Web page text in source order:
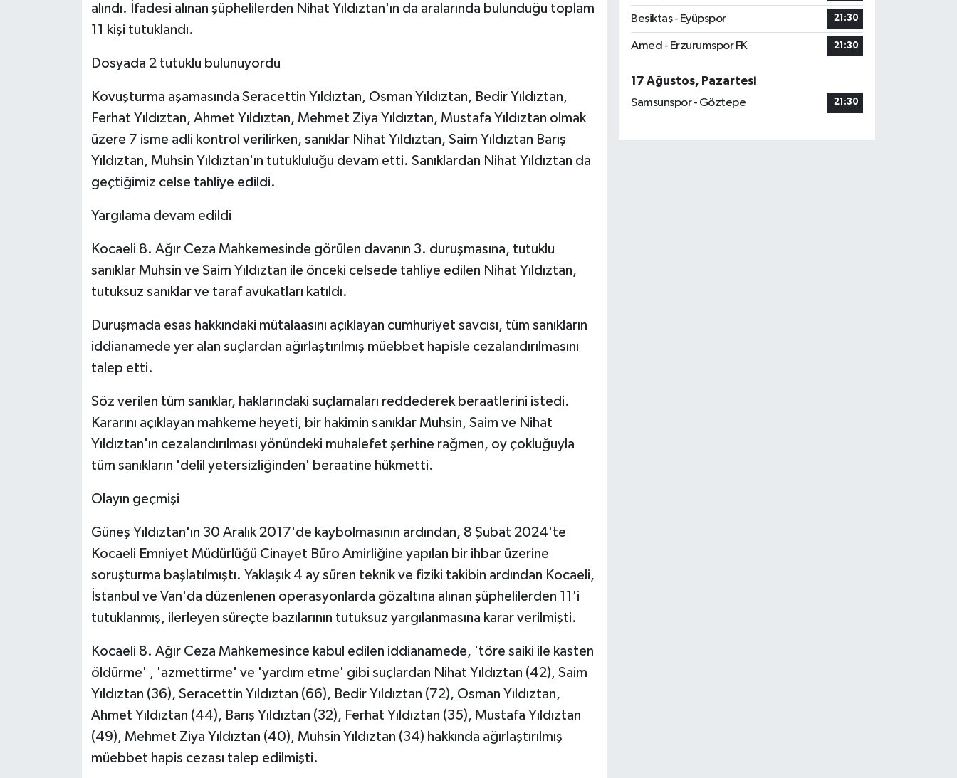
alındı. İfadesi alınan şüphelilerden Nihat Yıldıztan'ın da aralarında bulunduğu toplam
11 kişi tutuklandı.
Dosyada 2 tutuklu bulunuyordu
Kovuşturma aşamasında Seracettin Yıldıztan, Osman Yıldıztan, Bedir Yıldıztan,
Ferhat Yıldıztan, Ahmet Yıldıztan, Mehmet Ziya Yıldıztan, Mustafa Yıldıztan olmak
üzere 7 isme adli kontrol verilirken, sanıklar Nihat Yıldıztan, Saim Yıldıztan Barış
Yıldıztan, Muhsin Yıldıztan'ın tutukluluğu devam etti. Sanıklardan Nihat Yıldıztan da
geçtiğimiz celse tahliye edildi.
Yargılama devam edildi
Kocaeli 8. Ağır Ceza Mahkemesinde görülen davanın 3. duruşmasına, tutuklu
sanıklar Muhsin ve Saim Yıldıztan ile önceki celsede tahliye edilen Nihat Yıldıztan,
tutuksuz sanıklar ve taraf avukatları katıldı.
Duruşmada esas hakkındaki mütalaasını açıklayan cumhuriyet savcısı, tüm sanıkların
iddianamede yer alan suçlardan ağırlaştırılmış müebbet hapisle cezalandırılmasını
talep etti.
Söz verilen tüm sanıklar, haklarındaki suçlamaları reddederek beraatlerini istedi.
Kararını açıklayan mahkeme heyeti, bir hakimin sanıklar Muhsin, Saim ve Nihat
Yıldıztan'ın cezalandırılması yönündeki muhalefet şerhine rağmen, oy çokluğuyla
tüm sanıkların 'delil yetersizliğinden' beraatine hükmetti.
Olayın geçmişi
Güneş Yıldıztan'ın 30 Aralık 2017'de kaybolmasının ardından, 8 Şubat 2024'te
Kocaeli Emniyet Müdürlüğü Cinayet Büro Amirliğine yapılan bir ihbar üzerine
soruşturma başlatılmıştı. Yaklaşık 4 ay süren teknik ve fiziki takibin ardından Kocaeli,
İstanbul ve Van'da düzenlenen operasyonlarda gözaltına alınan şüphelilerden 11'i
tutuklanmış, ilerleyen süreçte bazılarının tutuksuz yargılanmasına karar verilmişti.
Kocaeli 8. Ağır Ceza Mahkemesince kabul edilen iddianamede, 'töre saiki ile kasten
öldürme' , 'azmettirme' ve 'yardım etme' gibi suçlardan Nihat Yıldıztan (42), Saim
Yıldıztan (36), Seracettin Yıldıztan (66), Bedir Yıldıztan (72), Osman Yıldıztan,
Ahmet Yıldıztan (44), Barış Yıldıztan (32), Ferhat Yıldıztan (35), Mustafa Yıldıztan
(49), Mehmet Ziya Yıldıztan (40), Muhsin Yıldıztan (34) hakkında ağırlaştırılmış
müebbet hapis cezası talep edilmişti.
Beşiktaş - Eyüpspor 21:30
Amed - Erzurumspor FK 21:30
17 Ağustos, Pazartesi
Samsunspor - Göztepe
21:30